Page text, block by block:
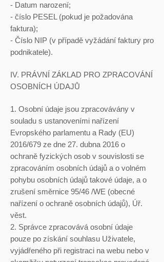
- Datum narození;
- číslo PESEL (pokud je požadována
faktura);
- Číslo NIP (v případě vyžádání faktury pro
podnikatele).
IV. PRÁVNÍ ZÁKLAD PRO ZPRACOVÁNÍ
OSOBNÍCH ÚDAJŮ
1. Osobní údaje jsou zpracovávány v
souladu s ustanoveními nařízení
Evropského parlamentu a Rady (EU)
2016/679 ze dne 27. dubna 2016 o
ochraně fyzických osob v souvislosti se
zpracováním osobních údajů a o volném
pohybu osobních údajů takové údaje, a o
zrušení směrnice 95/46 /WE (obecné
nařízení o ochraně osobních údajů), Úř.
věst.
2. Správce zpracovává osobní údaje
pouze po získání souhlasu Uživatele,
vyjádřeného při registraci na webu nebo v